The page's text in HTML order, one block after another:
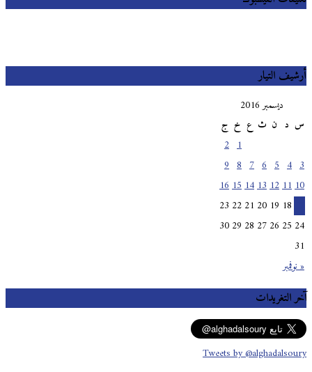
أرشيف التيار
ديسمبر 2016
س
ث خ ج
« نوفمبر
10
11
12
13
14
15
16
18
19
20
21
22
23
24
25
26
27
28
29
30
31
آخر التغريدات
Tweets by @alghadalsoury